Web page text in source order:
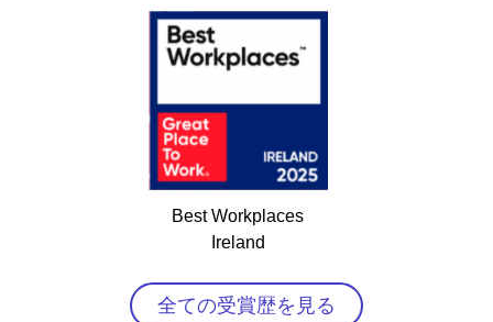
Best Workplaces
Ireland
全ての受賞歴を見る